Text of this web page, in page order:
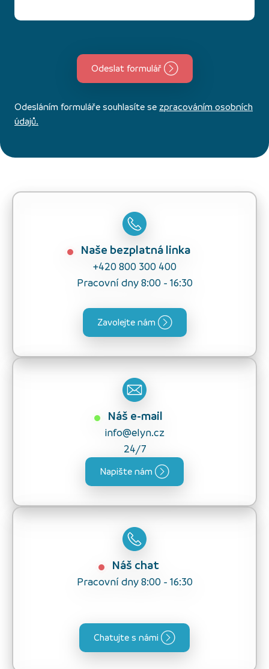
Odeslat formulář
Odesláním formuláře souhlasíte se zpracováním osobních
údajů.
Naše bezplatná linka
+420 800 300 400
Pracovní dny 8:00 - 16:30
Zavolejte nám
Náš e-mail
info@elyn.cz
24/7
Napište nám
Náš chat
Pracovní dny 8:00 - 16:30
Chatujte s námi